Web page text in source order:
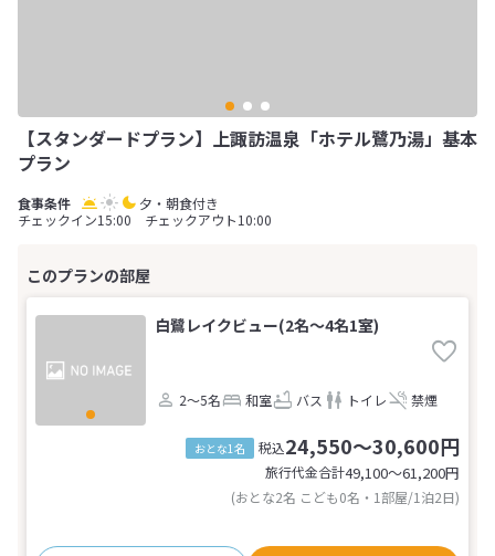
【スタンダードプラン】上諏訪温泉「ホテル鷺乃湯」基本
プラン
夕・朝食付き
チェックイン15:00 チェックアウト10:00
白鷺レイクビュー(2名～4名1室)
2～5名 和室 バス トイレ 禁煙
おとな1名 税込24,550～30,600円
旅行代金合計49,100〜61,200円
(おとな2名 こども0名・1部屋/1泊2日)